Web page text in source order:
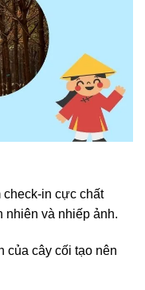
check-in cực chất
nhiên và nhiếp ảnh.
của cây cối tạo nên